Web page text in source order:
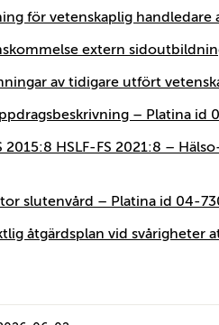
för vetenskaplig
extern
av tidigare utfört
– Platina id
2015:8 HSLF-FS 2021:8 –
slutenvård – Platina id 04-
åtgärdsplan vid